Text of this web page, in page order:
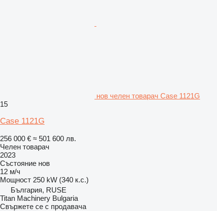
нов челен товарач Case 1121G
15
Case 1121G
256 000 € ≈ 501 600 лв.
Челен товарач
2023
Състояние нов
12 м/ч
Мощност 250 kW (340 к.с.)
България, RUSE
Titan Machinery Bulgaria
Свържете се с продавача